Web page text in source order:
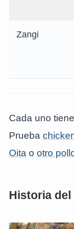
Zangi
Cada uno
Prueba
Oita o otro
Historia